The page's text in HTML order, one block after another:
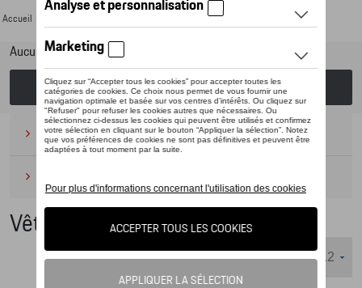
Accueil Kids Collection > Vêtements
Aucun modèle sélectionné (Tout afficher)
Choisissez un modèle
Camping(2)
Vêtements
Nombre d'éléments affichés :